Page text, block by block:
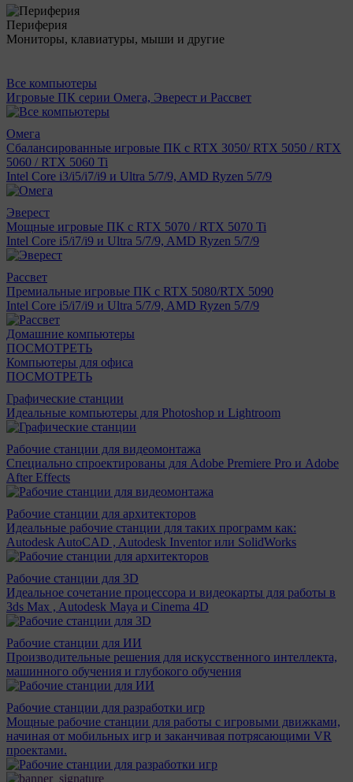
Периферия
Мониторы, клавиатуры, мыши и другие
Все компьютеры
Игровые ПК серии Омега, Эверест и Рассвет
Омега
Сбалансированные игровые ПК с RTX 3050/ RTX 5050 / RTX
5060 / RTX 5060 Ti
Intel Core i3/i5/i7/i9 и Ultra 5/7/9, AMD Ryzen 5/7/9
Эверест
Мощные игровые ПК с RTX 5070 / RTX 5070 Ti
Intel Core i5/i7/i9 и Ultra 5/7/9, AMD Ryzen 5/7/9
Рассвет
Премиальные игровые ПК с RTX 5080/RTX 5090
Intel Core i5/i7/i9 и Ultra 5/7/9, AMD Ryzen 5/7/9
Домашние компьютеры
ПОСМОТРЕТЬ
Компьютеры для офиса
ПОСМОТРЕТЬ
Графические станции
Идеальные компьютеры для Photoshop и Lightroom
Рабочие станции для видеомонтажа
Специально спроектированы для Adobe Premiere Pro и Adobe
After Effects
Рабочие станции для архитекторов
Идеальные рабочие станции для таких программ как:
Autodesk AutoCAD , Autodesk Inventor или SolidWorks
Рабочие станции для 3D
Идеальное сочетание процессора и видеокарты для работы в
3ds Max , Autodesk Maya и Cinema 4D
Рабочие станции для ИИ
Производительные решения для искусственного интеллекта,
машинного обучения и глубокого обучения
Рабочие станции для разработки игр
Мощные рабочие станции для работы с игровыми движками,
начиная от мобильных игр и заканчивая потрясающими VR
проектами.